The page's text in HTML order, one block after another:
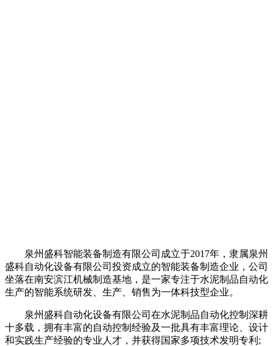
泉州盛科智能装备制造有限公司成立于2017年，隶属泉州
盛科自动化设备有限公司投资成立的智能装备制造企业，公司
坐落在南安滨江机械制造基地，是一家专注于水泥制品自动化
生产的智能系统研发、生产、销售为一体科技型企业。
泉州盛科自动化设备有限公司在水泥制品自动化控制深耕
十多载，拥有丰富的自动控制经验及一批具有丰富理论、设计
和实践生产经验的专业人才，并获得国家多项技术发明专利;